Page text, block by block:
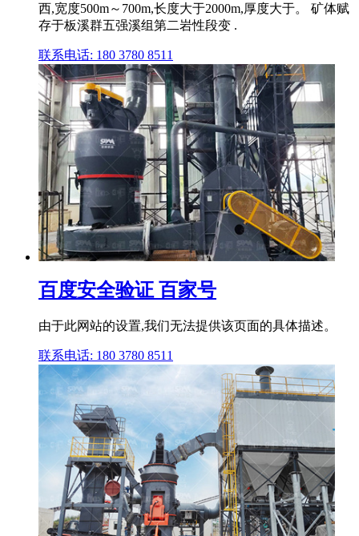
西,宽度500m～700m,长度大于2000m,厚度大于。 矿体赋
存于板溪群五强溪组第二岩性段变 .
联系电话: 180 3780 8511
百度安全验证 百家号
由于此网站的设置,我们无法提供该页面的具体描述。
联系电话: 180 3780 8511